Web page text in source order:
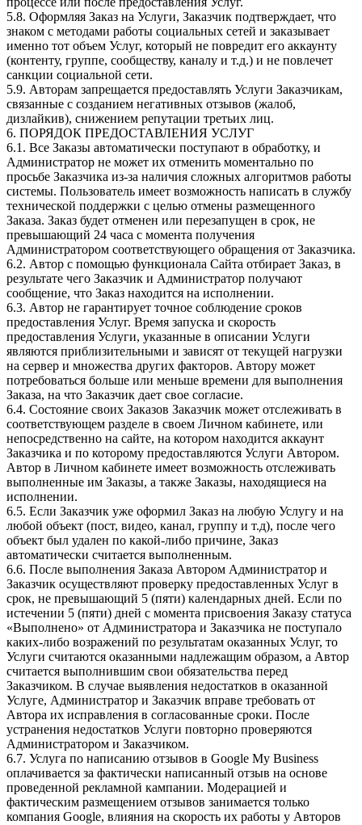
5.8. Оформляя Заказ на Услуги, Заказчик подтверждает, что
знаком с методами работы социальных сетей и заказывает
именно тот объем Услуг, который не повредит его аккаунту
(контенту, группе, сообществу, каналу и т.д.) и не повлечет
санкции социальной сети.
5.9. Авторам запрещается предоставлять Услуги Заказчикам,
связанные с созданием негативных отзывов (жалоб,
дизлайкив), снижением репутации третьих лиц.
6. ПОРЯДОК ПРЕДОСТАВЛЕНИЯ УСЛУГ
6.1. Все Заказы автоматически поступают в обработку, и
Администратор не может их отменить моментально по
просьбе Заказчика из-за наличия сложных алгоритмов работы
системы. Пользователь имеет возможность написать в службу
технической поддержки с целью отмены размещенного
Заказа. Заказ будет отменен или перезапущен в срок, не
превышающий 24 часа с момента получения
Администратором соответствующего обращения от Заказчика.
6.2. Автор с помощью функционала Сайта отбирает Заказ, в
результате чего Заказчик и Администратор получают
сообщение, что Заказ находится на исполнении.
6.3. Автор не гарантирует точное соблюдение сроков
предоставления Услуг. Время запуска и скорость
предоставления Услуги, указанные в описании Услуги
являются приблизительными и зависят от текущей нагрузки
на сервер и множества других факторов. Автору может
потребоваться больше или меньше времени для выполнения
Заказа, на что Заказчик дает свое согласие.
6.4. Состояние своих Заказов Заказчик может отслеживать в
соответствующем разделе в своем Личном кабинете, или
непосредственно на сайте, на котором находится аккаунт
Заказчика и по которому предоставляются Услуги Автором.
Автор в Личном кабинете имеет возможность отслеживать
выполненные им Заказы, а также Заказы, находящиеся на
исполнении.
6.5. Если Заказчик уже оформил Заказ на любую Услугу и на
любой объект (пост, видео, канал, группу и т.д), после чего
объект был удален по какой-либо причине, Заказ
автоматически считается выполненным.
6.6. После выполнения Заказа Автором Администратор и
Заказчик осуществляют проверку предоставленных Услуг в
срок, не превышающий 5 (пяти) календарных дней. Если по
истечении 5 (пяти) дней с момента присвоения Заказу статуса
«Выполнено» от Администратора и Заказчика не поступало
каких-либо возражений по результатам оказанных Услуг, то
Услуги считаются оказанными надлежащим образом, а Автор
считается выполнившим свои обязательства перед
Заказчиком. В случае выявления недостатков в оказанной
Услуге, Администратор и Заказчик вправе требовать от
Автора их исправления в согласованные сроки. После
устранения недостатков Услуги повторно проверяются
Администратором и Заказчиком.
6.7. Услуга по написанию отзывов в Google My Business
оплачивается за фактически написанный отзыв на основе
проведенной рекламной кампании. Модерацией и
фактическим размещением отзывов занимается только
компания Google, влияния на скорость их работы у Авторов